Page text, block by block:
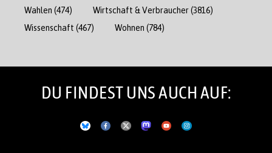
Wahlen (474) Wirtschaft & Verbraucher(3816)
Wissenschaft (467) Wohnen (784)
DU FINDEST UNS AUCH AUF: